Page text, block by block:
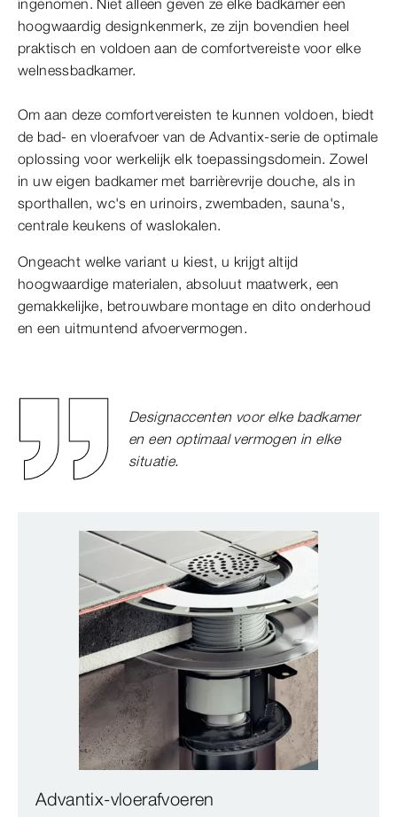
ingenomen. Niet alleen geven ze elke badkamer een
hoogwaardig designkenmerk, ze zijn bovendien heel
praktisch en voldoen aan de comfortvereiste voor elke
welnessbadkamer.
Om aan deze comfortvereisten te kunnen voldoen, biedt
de bad- en vloerafvoer van de Advantix-serie de optimale
oplossing voor werkelijk elk toepassingsdomein. Zowel
in uw eigen badkamer met barrièrevrije douche, als in
sporthallen, wc's en urinoirs, zwembaden, sauna's,
centrale keukens of waslokalen.
Ongeacht welke variant u kiest, u krijgt altijd
hoogwaardige materialen, absoluut maatwerk, een
gemakkelijke, betrouwbare montage en dito onderhoud
en een uitmuntend afvoervermogen.
Designaccenten voor elke badkamer
en een optimaal vermogen in elke
situatie.
Advantix-vloerafvoeren